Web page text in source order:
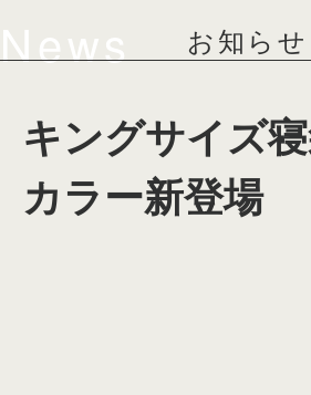
News お知らせ
キングサイズ
カラー新登場